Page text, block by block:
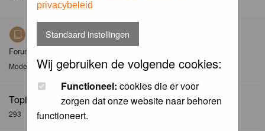
privacybeleid
Standaard instellingen
Wij gebruiken de volgende cookies:
Functioneel: cookies die er voor
zorgen dat onze website naar behoren
functioneert.
Nieuws
Forum met nieuwsberichten over Birdpix
ModeratorModerators
Topics:
293